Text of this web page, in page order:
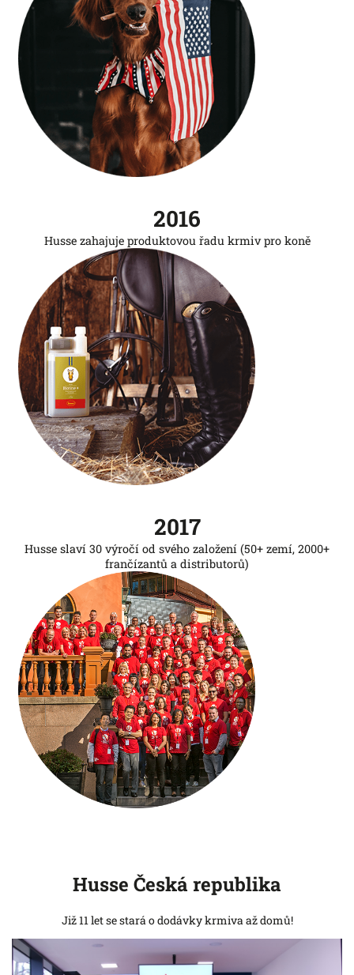
2016
Husse zahajuje produktovou řadu krmiv pro koně
2017
Husse slaví 30 výročí od svého založení (50+ zemí, 2000+
frančízantů a distributorů)
Husse Česká republika
Již 11 let se stará o dodávky krmiva až domů!